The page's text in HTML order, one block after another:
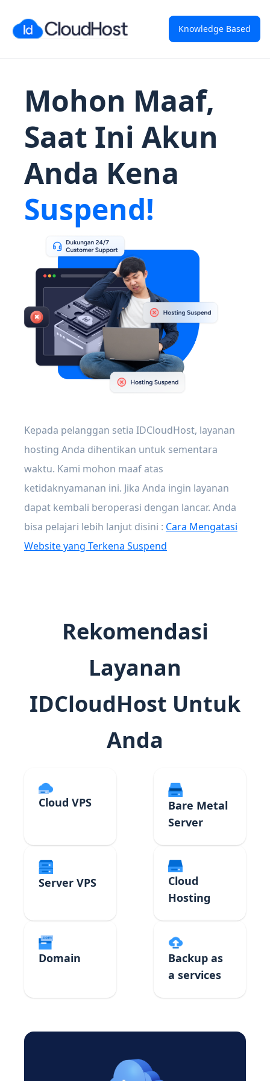
Knowledge Based
Mohon Maaf,
Saat Ini Akun
Anda Kena
Suspend!
Kepada pelanggan setia IDCloudHost, layanan
hosting Anda dihentikan untuk sementara
waktu. Kami mohon maaf atas
ketidaknyamanan ini. Jika Anda ingin layanan
dapat kembali beroperasi dengan lancar. Anda
bisa pelajari lebih lanjut disini : Cara Mengatasi
Website yang Terkena Suspend
Rekomendasi
Layanan
IDCloudHost Untuk
Anda
Cloud VPS
Bare Metal
Server
Server VPS
Cloud
Hosting
Domain
Backup as
a services